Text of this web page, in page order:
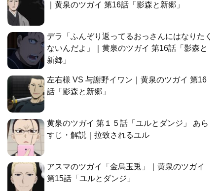
｜黄泉のツガイ 第16話「影森と新郷」
デラ「ふんぞり返ってるおっさんにはなりたく
ないんだよ」｜黄泉のツガイ 第16話「影森と
新郷」
左右様 VS 与謝野イワン｜黄泉のツガイ 第16
話「影森と新郷」
黄泉のツガイ 第１５話「ユルとダンジ」 あら
すじ・解説｜拉致されるユル
アスマのツガイ「金烏玉兎」｜黄泉のツガイ
第15話「ユルとダンジ」